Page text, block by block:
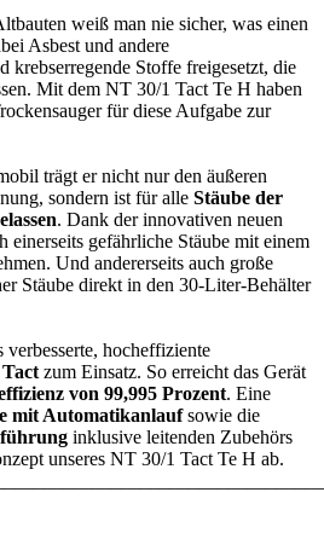
weiß man nie sicher, was einen
Asbest und andere
krebserregende Stoffe freigesetzt, die
Mit dem NT 30/1 Tact Te H haben
für diese Aufgabe zur
trägt er nicht nur den äußeren
sondern ist für alle Stäube der
. Dank der innovativen neuen
einerseits gefährliche Stäube mit einem
Und andererseits auch große
Stäube direkt in den 30-Liter-Behälter
hocheffiziente
zum Einsatz. So erreicht das Gerät
von 99,995 Prozent. Eine
mit Automatikanlaufsowie die
inklusive leitenden Zubehörs
unseres NT 30/1 Tact Te H ab.